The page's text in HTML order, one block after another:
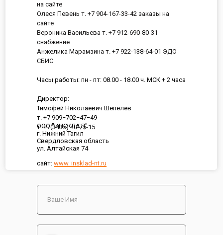
ООО "ИНСКЛАД"
г. Нижний Тагил
Свердловская область
ул. Алтайская 74
сайт: www. insklad-nt.ru
на сайте
Олеся Певень т. +7 904-167-33-42 заказы на
сайте
Вероника Васильева т. +7 912-690-80-31
снабжение
Анжелика Марамзина т. +7 922-138-64-01 ЭДО
СБИС
Часы работы: пн - пт: 08.00 - 18.00 ч. МСК + 2 часа
Директор:
Тимофей Николаевич Шепелев
т. +7 909−702−47−49
т. +7(3435) 40-75-15